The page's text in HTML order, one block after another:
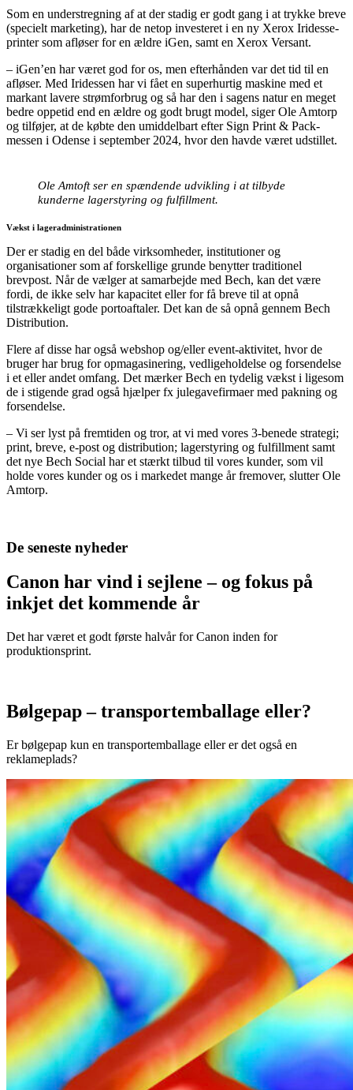
Som en understregning af at der stadig er godt gang i at trykke breve
(specielt marketing), har de netop investeret i en ny Xerox Iridesse-
printer som afløser for en ældre iGen, samt en Xerox Versant.
– iGen’en har været god for os, men efterhånden var det tid til en
afløser. Med Iridessen har vi fået en superhurtig maskine med et
markant lavere strømforbrug og så har den i sagens natur en meget
bedre oppetid end en ældre og godt brugt model, siger Ole Amtorp
og tilføjer, at de købte den umiddelbart efter Sign Print & Pack-
messen i Odense i september 2024, hvor den havde været udstillet.
Ole Amtoft ser en spændende udvikling i at tilbyde
kunderne lagerstyring og fulfillment.
Vækst i lageradministrationen
Der er stadig en del både virksomheder, institutioner og
organisationer som af forskellige grunde benytter traditionel
brevpost. Når de vælger at samarbejde med Bech, kan det være
fordi, de ikke selv har kapacitet eller for få breve til at opnå
tilstrækkeligt gode portoaftaler. Det kan de så opnå gennem Bech
Distribution.
Flere af disse har også webshop og/eller event-aktivitet, hvor de
bruger har brug for opmagasinering, vedligeholdelse og forsendelse
i et eller andet omfang. Det mærker Bech en tydelig vækst i ligesom
de i stigende grad også hjælper fx julegavefirmaer med pakning og
forsendelse.
– Vi ser lyst på fremtiden og tror, at vi med vores 3-benede strategi;
print, breve, e-post og distribution; lagerstyring og fulfillment samt
det nye Bech Social har et stærkt tilbud til vores kunder, som vil
holde vores kunder og os i markedet mange år fremover, slutter Ole
Amtorp.
De seneste nyheder
Canon har vind i sejlene – og fokus på
inkjet det kommende år
Det har været et godt første halvår for Canon inden for
produktionsprint.
Bølgepap – transportemballage eller?
Er bølgepap kun en transportemballage eller er det også en
reklameplads?